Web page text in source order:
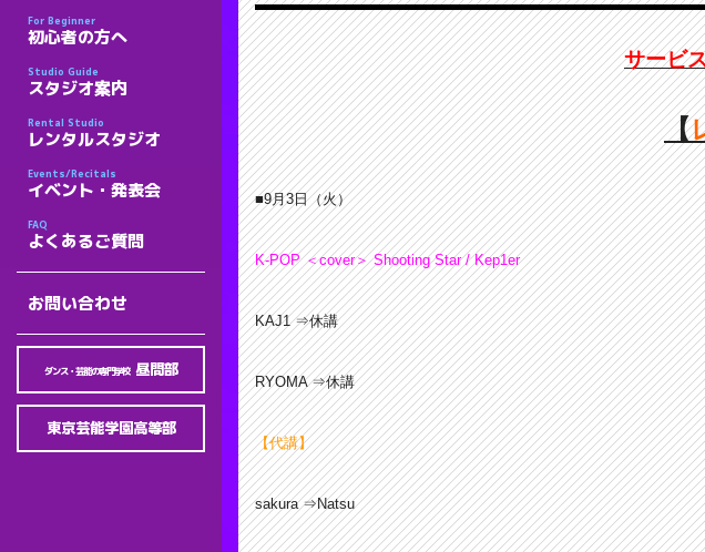
For Beginner
初心者の方へ
Studio Guide
スタジオ案内
Rental Studio
レンタルスタジオ
Events/Recitals
イベント・発表会
FAQ
よくあるご質問
お問い合わせ
ダンス・芸能の専門学校 昼間部
東京芸能学園高等部
サービ
【
■9月3日（火）
K-POP ＜cover＞ Shooting Star / Kep1er
KAJ1 ⇒休講
RYOMA ⇒休講
【代講】
sakura ⇒Natsu